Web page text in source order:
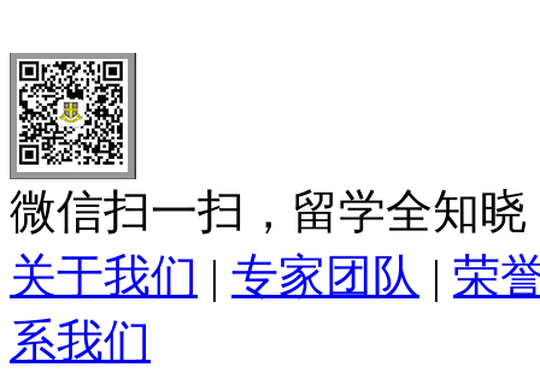
微信扫一扫，留学全知晓
关于我们 | 专家团队 | 荣
系我们